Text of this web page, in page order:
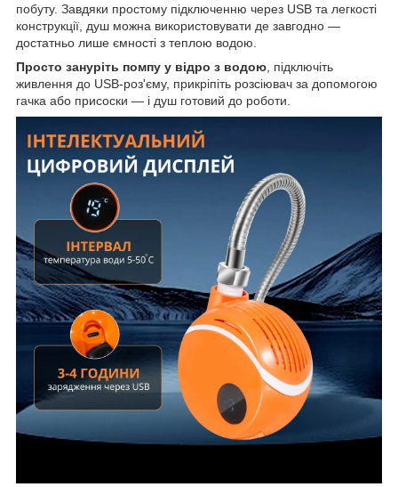
побуту. Завдяки простому підключенню через USB та легкості
конструкції, душ можна використовувати де завгодно —
достатньо лише ємності з теплою водою.
Просто зануріть помпу у відро з водою , підключіть
живлення до USB-роз'єму, прикріпіть розсіювач за допомогою
гачка або присоски — і душ готовий до роботи.